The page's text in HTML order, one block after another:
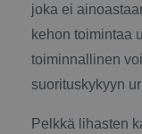
joka ei
kehon toimintaa
toiminnallinen
suorituskykyyn
Pelkkä lihasten